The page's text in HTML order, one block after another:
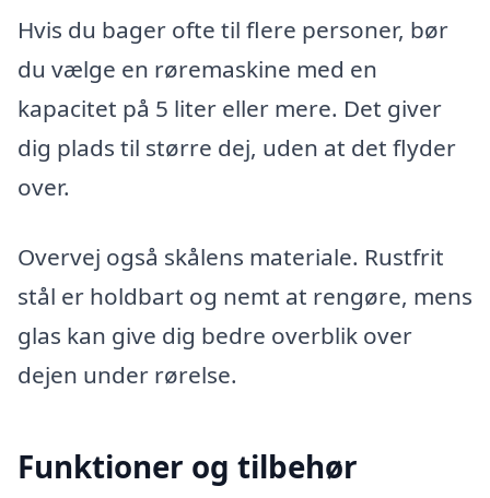
Hvis du bager ofte til flere personer, bør
du vælge en røremaskine med en
kapacitet på 5 liter eller mere. Det giver
dig plads til større dej, uden at det flyder
over.
Overvej også skålens materiale. Rustfrit
stål er holdbart og nemt at rengøre, mens
glas kan give dig bedre overblik over
dejen under rørelse.
Funktioner og tilbehør